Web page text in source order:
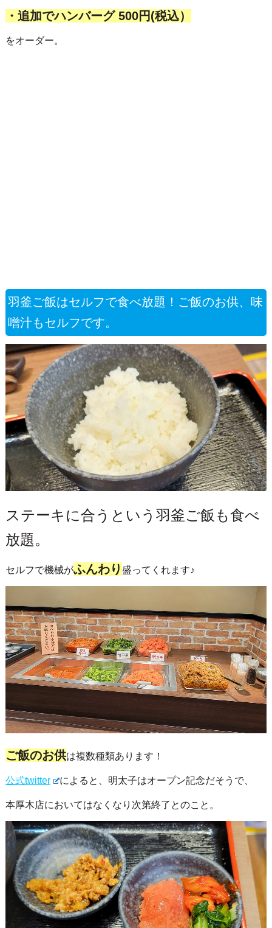
・追加でハンバーグ 500円(税込）
をオーダー。
羽釜ご飯はセルフで食べ放題！ご飯のお供、味
噌汁もセルフです。
ステーキに合うという羽釜ご飯も食べ
放題。
セルフで機械がふんわり 盛ってくれます♪
ご飯のお供は複数種類あります！
公式twitter によると、明太子はオープン記念だそうで、
本厚木店においてはなくなり次第終了とのこと。